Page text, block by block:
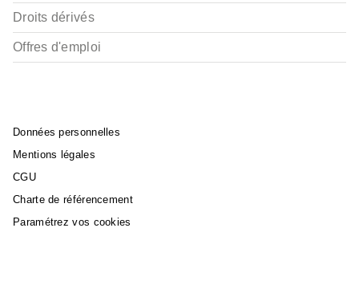
Droits dérivés
Offres d'emploi
Données personnelles
Mentions légales
CGU
Charte de référencement
Paramétrez vos cookies